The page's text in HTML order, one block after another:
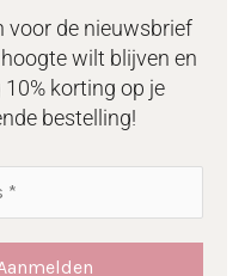
voor de nieuwsbrief
wilt blijven en
korting op je
bestelling!